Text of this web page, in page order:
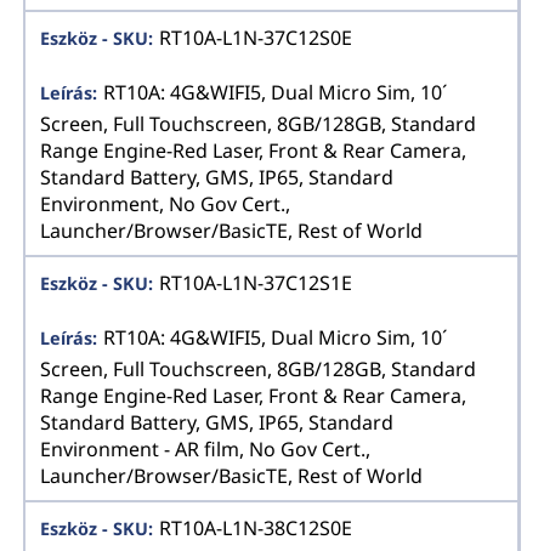
RT10A-L1N-37C12S0E
RT10A: 4G&WIFI5, Dual Micro Sim, 10´
Screen, Full Touchscreen, 8GB/128GB, Standard
Range Engine-Red Laser, Front & Rear Camera,
Standard Battery, GMS, IP65, Standard
Environment, No Gov Cert.,
Launcher/Browser/BasicTE, Rest of World
RT10A-L1N-37C12S1E
RT10A: 4G&WIFI5, Dual Micro Sim, 10´
Screen, Full Touchscreen, 8GB/128GB, Standard
Range Engine-Red Laser, Front & Rear Camera,
Standard Battery, GMS, IP65, Standard
Environment - AR film, No Gov Cert.,
Launcher/Browser/BasicTE, Rest of World
RT10A-L1N-38C12S0E